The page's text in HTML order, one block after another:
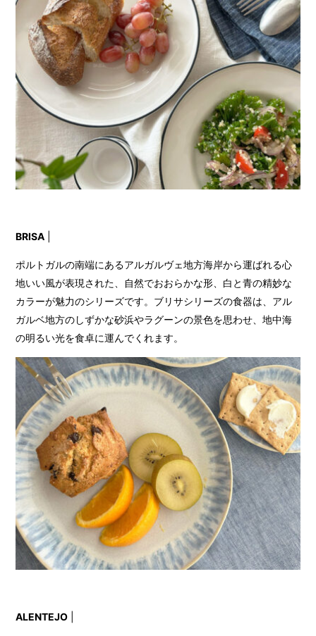
BRISA
ポルトガルの南端にあるアルガルヴェ地方海岸から運ばれる心
地いい風が表現された、自然でおおらかな形、白と青の精妙な
カラーが魅力のシリーズです。ブリサシリーズの食器は、アル
ガルベ地方のしずかな砂浜やラグーンの景色を思わせ、地中海
の明るい光を食卓に運んでくれます。
ALENTEJO